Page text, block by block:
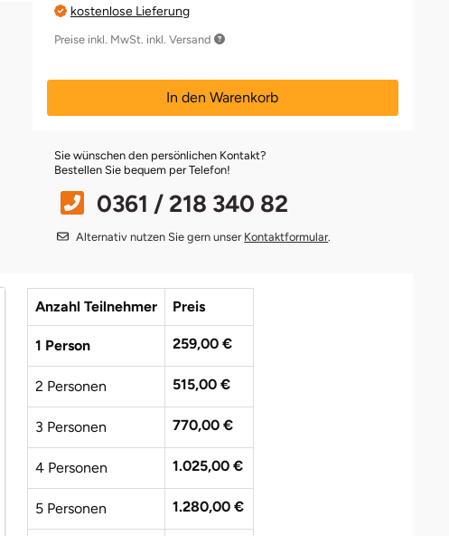
kostenlose Lieferung
Preise inkl. MwSt. inkl. Versand
In den Warenkorb
Sie wünschen den persönlichen Kontakt?
Bestellen Sie bequem per Telefon!
0361 / 218 340 82
Alternativ nutzen Sie gern unser Kontaktformular.
Anzahl Teilnehmer Preis
1 Person 259,00 €
2 Personen 515,00 €
3 Personen 770,00 €
4 Personen 1.025,00 €
5 Personen 1.280,00 €